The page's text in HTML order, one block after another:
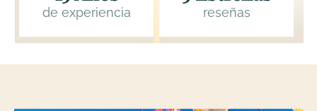
de experiencia reseñas